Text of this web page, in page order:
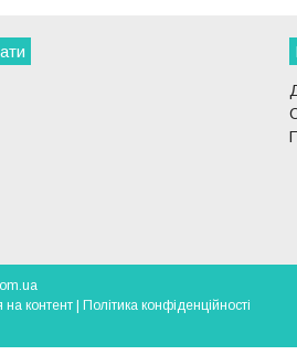
на контент
Політика конфіденційності